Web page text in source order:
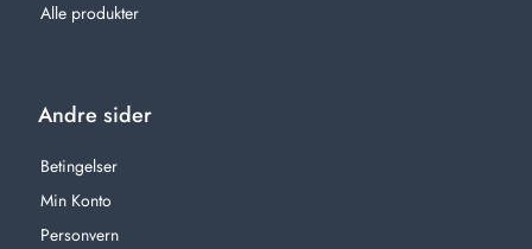
Alle produkter
Andre sider
Betingelser
Min Konto
Personvern